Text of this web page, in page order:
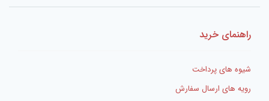
راهنمای خرید
شیوه های پرداخت
رویه های ارسال سفارش